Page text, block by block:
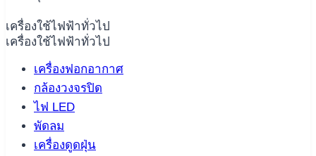
เครื่องใช้ไฟฟ้าทั่วไป
เครื่องใช้ไฟฟ้าทั่วไป
เครื่องฟอกอากาศ
กล้องวงจรปิด
ไฟ LED
พัดลม
เครื่องดูดฝุ่น